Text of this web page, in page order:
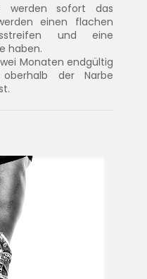
werden sofort das
einen flachen
und eine
haben.
Monaten endgültig
der Narbe